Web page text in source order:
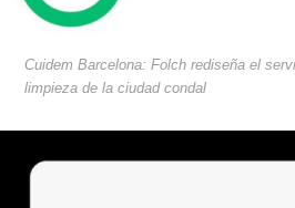
Cuidem Barcelona: Folch rediseña el
limpieza de la ciudad condal